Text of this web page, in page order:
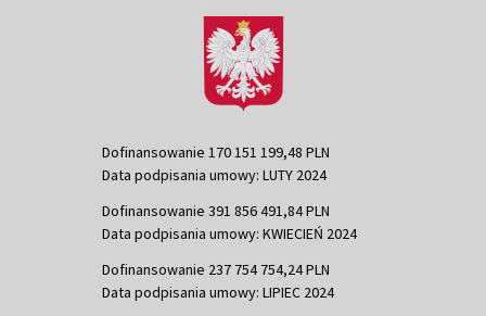
Dofinansowanie 170 151 199,48 PLN
Data podpisania umowy: LUTY 2024
Dofinansowanie 391 856 491,84 PLN
Data podpisania umowy: KWIECIEŃ 2024
Dofinansowanie 237 754 754,24 PLN
Data podpisania umowy: LIPIEC 2024